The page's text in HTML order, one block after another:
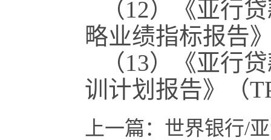
（12）《亚行
略业绩指标报告
（13）《亚行
训计划报告》（
上一篇： 世界银行/